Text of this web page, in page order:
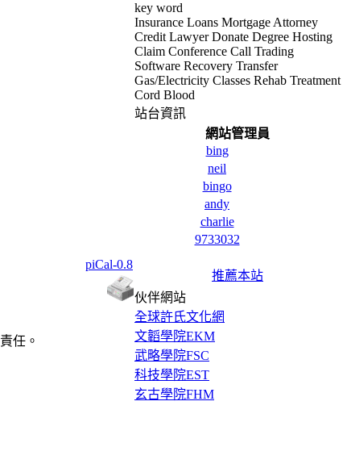
piCal-0.8
任。
key word
Insurance Loans Mortgage Attorney
Credit Lawyer Donate Degree Hosting
Claim Conference Call Trading
Software Recovery Transfer
Gas/Electricity Classes Rehab Treatment
Cord Blood
站台資訊
網站管理員
bing
neil
bingo
andy
charlie
9733032
推薦本站
伙伴網站
全球許氏文化網
文韜學院EKM
武略學院FSC
科技學院EST
玄古學院FHM